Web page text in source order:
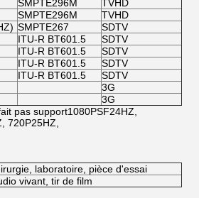
SMPTE296M
TVHD
SMPTE296M
TVHD
SMPTE267
SDTV
ITU-R BT601.5
SDTV
ITU-R BT601.5
SDTV
ITU-R BT601.5
SDTV
ITU-R BT601.5
SDTV
3G
3G
pas support1080PSF24HZ,
720P25HZ,
laboratoire, pièce d'essai
vivant, tir de film